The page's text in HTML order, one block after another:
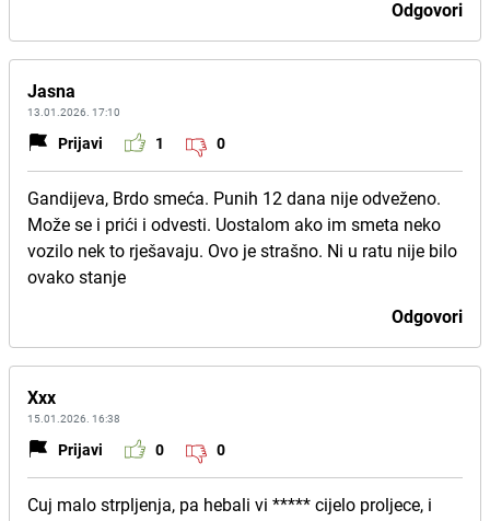
Odgovori
Jasna
13.01.2026. 17:10
Prijavi 1 0
Gandijeva, Brdo smeća. Punih 12 dana nije odveženo.
Može se i prići i odvesti. Uostalom ako im smeta neko
vozilo nek to rješavaju. Ovo je strašno. Ni u ratu nije bilo
ovako stanje
Odgovori
Xxx
15.01.2026. 16:38
Prijavi 0 0
Cuj malo strpljenja, pa hebali vi ***** cijelo proljece, i